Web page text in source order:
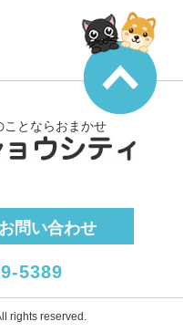
ことならおまかせ
問い合わせ
5389
rights reserved.